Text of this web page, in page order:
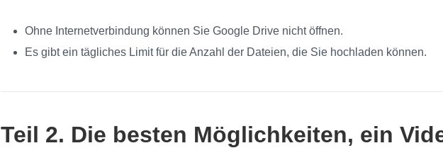
Ohne Internetverbindung können Sie Google Drive nicht öffnen.
Es gibt ein tägliches Limit für die Anzahl der Dateien, die Sie hochladen können.
Teil 2. Die besten Möglichkeiten, ein